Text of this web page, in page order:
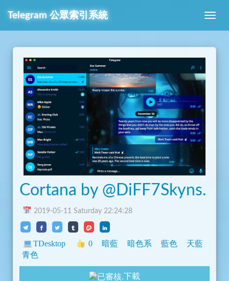
Telegram 公眾索引系統
Cortana by @DiFF7Skyns.
2019-05-11 Saturday 22:24:28
TDesktop 0 暗藍 暗色系 藍色
天藍
青色
下載